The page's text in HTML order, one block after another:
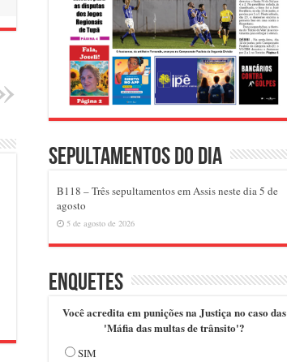
Sepultamentos do dia
B118 – Três sepultamentos em Assis neste dia 5 de
agosto
5 de agosto de 2026
Enquetes
Você acredita em punições na Justiça no caso das
'Máfia das multas de trânsito'?
SIM